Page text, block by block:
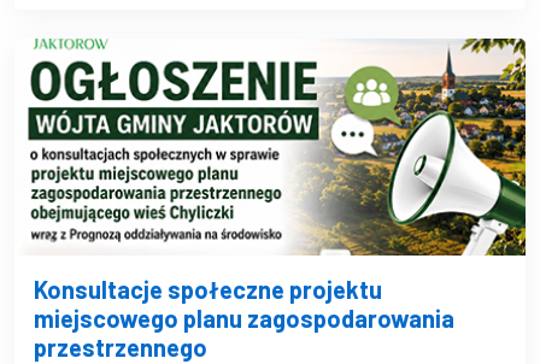
Konsultacje społeczne projektu
miejscowego planu zagospodarowania
przestrzennego